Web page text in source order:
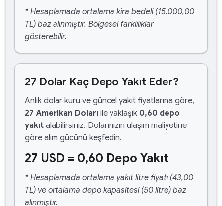
* Hesaplamada ortalama kira bedeli (15.000,00
TL) baz alınmıştır. Bölgesel farklılıklar
gösterebilir.
27 Dolar Kaç Depo Yakıt Eder?
Anlık dolar kuru ve güncel yakıt fiyatlarına göre,
27 Amerikan Doları ile yaklaşık 0,60 depo
yakıt alabilirsiniz. Dolarınızın ulaşım maliyetine
göre alım gücünü keşfedin.
27 USD = 0,60 Depo Yakıt
* Hesaplamada ortalama yakıt litre fiyatı (43,00
TL) ve ortalama depo kapasitesi (50 litre) baz
alınmıştır.